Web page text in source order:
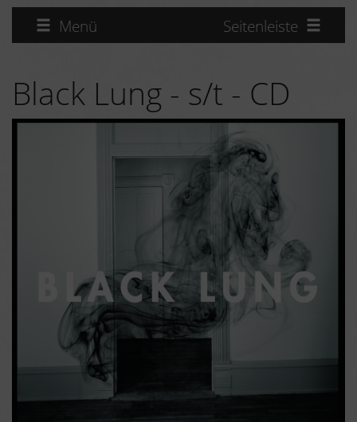
Menü Seitenleiste
Black Lung - s/t - CD